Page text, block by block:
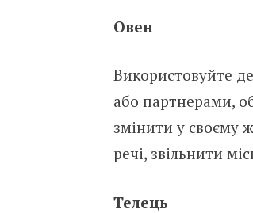
Овен
Використовуйте
або партнерами,
змінити у своєму
речі, звільнити
Телець